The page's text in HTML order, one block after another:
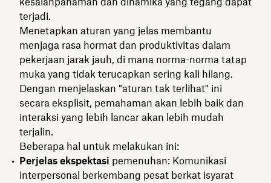
terjadi.
Menetapkan aturan yang jelas membantu
menjaga rasa hormat dan produktivitas dalam
pekerjaan jarak jauh, di mana norma-norma tatap
muka yang tidak terucapkan sering kali hilang.
Dengan menjelaskan "aturan tak terlihat" ini
secara eksplisit, pemahaman akan lebih baik dan
interaksi yang lebih lancar akan lebih mudah
terjalin.
Beberapa hal untuk melakukan ini:
Perjelas ekspektasi pemenuhan: Komunikasi
interpersonal berkembang pesat berkat isyarat